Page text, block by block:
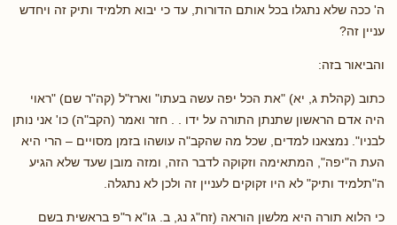
ה' ככה שלא נתגלו בכל אותם הדורות, עד כי יבוא תלמיד ותיק זה ויחדש
עניין זה?
והביאור בזה:
כתוב (קהלת ג, יא) "את הכל יפה עשה בעתו" וארז"ל (קה"ר שם) "ראוי
היה אדם הראשון שתנתן התורה על ידו . . חזר ואמר (הקב"ה) כו' אני נותן
לבניו". נמצאנו למדים, שכל מה שהקב"ה עושהו בזמן מסויים – הרי היא
העת ה"יפה", המתאימה וזקוקה לדבר הזה, ומזה מובן שעד שלא הגיע
ה"תלמיד ותיק" לא היו זקוקים לעניין זה ולכן לא נתגלה.
כי הלוא תורה היא מלשון הוראה (זח"ג נג, ב. גו"א ר"פ בראשית בשם